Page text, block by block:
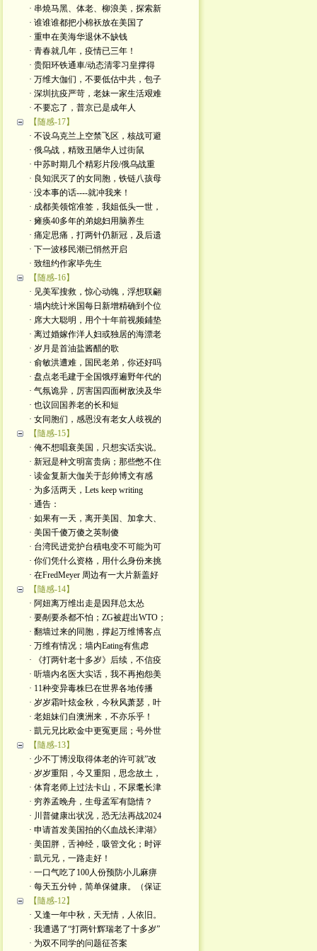
· 串燒马黑、体老、柳浪美，探索新
· 谁谁谁都把小棉袄放在美国了
· 重申在美海华退休不缺钱
· 青春就几年，疫情已三年！
· 贵阳环铁通車/动态清零习皇撑得
· 万维大伽们，不要低估中共，包子
· 深圳抗疫严苛，老妹一家生活艰难
· 不要忘了，普京已是成年人
【随感-17】
· 不设乌克兰上空禁飞区，核战可避
· 俄乌战，精致丑陋华人过街鼠
· 中苏时期几个精彩片段/俄乌战重
· 良知泯灭了的女同胞，铁链八孩母
· 没本事的话----就冲我来！
· 成都美领馆准签，我姐低头一世，
· 瘫痪40多年的弟媳妇用脑养生
· 痛定思痛，打两针仍新冠，及后遗
· 下一波移民潮已悄然开启
· 致纽约作家毕先生
【随感-16】
· 见美军搜救，惊心动魄，浮想联翩
· 墙内统计米国每日新增精确到个位
· 席大大聪明，用个十年前视频鋪垫
· 离过婚嫁作洋人妇或独居的海漂老
· 岁月是首油盐酱醋的歌
· 俞敏洪遭难，国民老弟，你还好吗
· 盘点老毛建于全国饿殍遍野年代的
· 气氛诡异，厉害国四面树敌泱及华
· 也议回国养老的长和短
· 女同胞们，感恩没有老女人歧视的
【隨感-15】
· 俺不想唱衰美国，只想实话实说。
· 新冠是种文明富贵病；那些憋不住
· 读金复新大伽关于彭帅博文有感
· 为多活两天，Lets keep writing
· 通告：
· 如果有一天，离开美国、加拿大、
· 美国千傻万傻之英制傻
· 台湾民进党护台積电变不可能为可
· 你们凭什么资格，用什么身份来挑
· 在FredMeyer 周边有一大片新盖好
【隨感-14】
· 阿妞离万维出走是因拜总太怂
· 要剮要杀都不怕；ZG被趕出WTO；
· 翻墙过来的同胞，撑起万维博客点
· 万维有情况；墙内Eating有焦虑
· 《打两针老十多岁》后续，不信疫
· 听墙内名医大实话，我不再抱怨美
· 11种变异毒株巳在世界各地传播
· 岁岁霜叶炫金秋，今秋风萧瑟，叶
· 老姐妹们自澳洲来，不亦乐乎！
· 凱元兄比欧金中更冤更屈；号外世
【隨感-13】
· 少不丁博没取得体老的许可就”改
· 岁岁重阳，今又重阳，思念故土，
· 体育老师上过法卡山，不尿耄长津
· 穷养孟晚舟，生母孟军有隐情？
· 川普健康出状况，恐无法再战2024
· 申请首发美国拍的巜血战长津湖》
· 美囯胖，舌神经，吸管文化；时评
· 凱元兄，一路走好！
· 一口气吃了100人份预防小儿麻痹
· 每天五分钟，简单保健康。（保证
【隨感-12】
· 又逢一年中秋，天无情，人依旧。
· 我遭遇了“打两针辉瑞老了十多岁”
· 为双不同学的问题征荅案